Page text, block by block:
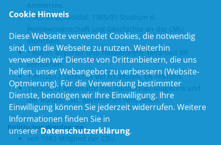
Ammersee.
1983/85 Zeitsoldat. 1985/91 Studium d.
Politikwissenschaft und Geschichte an der LMU
München.
1988/91 Reporter und redaktionelle Mitarbeit BR
Fernsehen.
1991/2012 Sprecher bei B5 aktuell, BR Hörfunk.
1993/2012 Moderator des Rundschau-Magazins und
der Rundschau, Bayerisches Fernsehen.
Politischer Werdegang
seit 1983 Mitglied der CSU.
Cookie Hinweis
Diese Webseite verwendet Cookies, die notwendig
sind, um die Webseite zu nutzen. Weiterhin
verwenden wir Dienste von Drittanbietern, die uns
helfen, unser Webangebot zu verbessern (Website-
Optmierung). Für die Verwendung bestimmter
Dienste, benötigen wir Ihre Einwilligung. Ihre
Einwilligung können Sie jederzeit widerrufen. Weitere
Informationen finden Sie in
unsererDatenschutzerklärung.